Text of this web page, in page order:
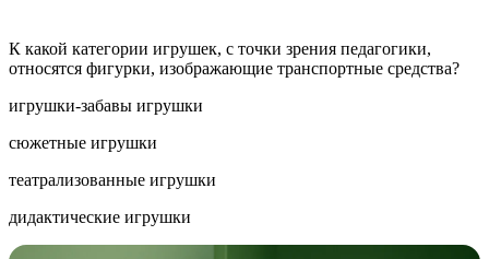
К какой категории игрушек, с точки зрения педагогики,
относятся фигурки, изображающие транспортные средства?
игрушки-забавы игрушки
сюжетные игрушки
театрализованные игрушки
дидактические игрушки